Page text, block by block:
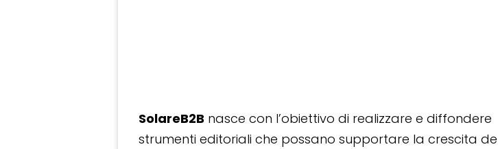
SolareB2B nasce con l’obiettivo di realizzare e diffondere
strumenti editoriali che possano supportare la crescita